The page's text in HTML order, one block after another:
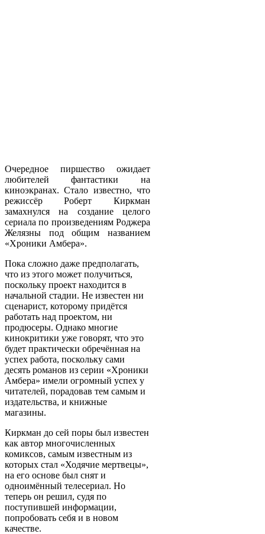
Очередное пиршество ожидает
любителей фантастики на
киноэкранах. Стало известно, что
режиссёр Роберт Киркман
замахнулся на создание целого
сериала по произведениям Роджера
Желязны под общим названием
«Хроники Амбера».
Пока сложно даже предполагать,
что из этого может получиться,
поскольку проект находится в
начальной стадии. Не известен ни
сценарист, которому придётся
работать над проектом, ни
продюсеры. Однако многие
кинокритики уже говорят, что это
будет практически обречённая на
успех работа, поскольку сами
десять романов из серии «Хроники
Амбера» имели огромный успех у
читателей, порадовав тем самым и
издательства, и книжные
магазины.
Киркман до сей поры был известен
как автор многочисленных
комиксов, самым известным из
которых стал «Ходячие мертвецы»,
на его основе был снят и
одноимённый телесериал. Но
теперь он решил, судя по
поступившей информации,
попробовать себя и в новом
качестве.